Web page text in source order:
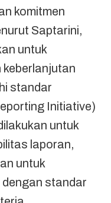
komitmen
Saptarini,
untuk
keberlanjutan
standar
Initiative)
untuk
laporan,
untuk
standar